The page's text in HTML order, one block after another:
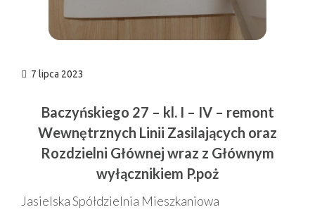
7 lipca 2023
Baczyńskiego 27 – kl. I – IV – remont
Wewnętrznych Linii Zasilających oraz
Rozdzielni Głównej wraz z Głównym
wyłącznikiem P.poż
Jasielska Spółdzielnia Mieszkaniowa